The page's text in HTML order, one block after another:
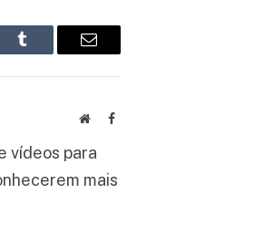
Tumblr Email
WebsiteFacebook
vídeos para
mais